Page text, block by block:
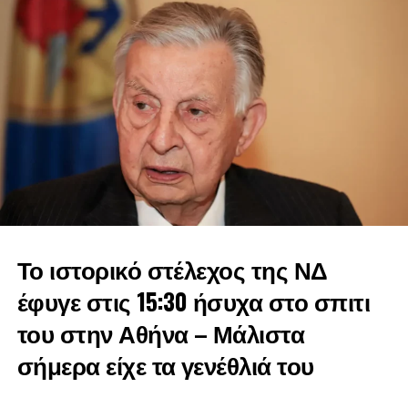
ευθύνη απέναντι στην πατρίδα, την αφοσίωση σε αξίες,
κυρίως όμως μια βαθιά πολιτική ευγένεια που τόσο μας
λείπει αυτές τις εποχές. Για όλα αυτά η Ελλάδα αλλά και η
μεγάλη μας παράταξη, η Νέα Δημοκρατία θα σε
ευχαριστεί.0
Στη μακρά πορεία του ανέλαβε όποια θέση του ζητήθηκε
και ήταν παρών σε όποια μάχη και αν χρειάστηκε να
δώσει. Με ξεχωριστή την αναθεώρηση του Συντάγματος
του 1961», είπε και μοιράστηκε και προσωπικές ιστορίες
Το ιστορικό στέλεχος της ΝΔ
έφυγε στις 15:30 ήσυχα στο σπιτι
του στην Αθήνα – Μάλιστα
σήμερα είχε τα γενέθλιά του